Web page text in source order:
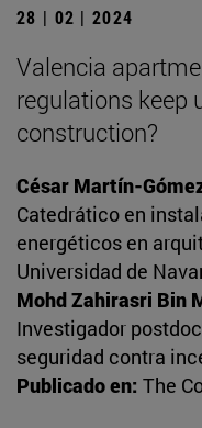
28 | 02 | 2024
Valencia
regulations keep
construction?
César Martín-
Catedrático en
energéticos en
Universidad de
Mohd Zahirasri Bin
Investigador
seguridad contra
Publicado en: The